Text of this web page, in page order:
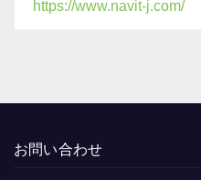
https://www.navit-j.com/
お問い合わせ